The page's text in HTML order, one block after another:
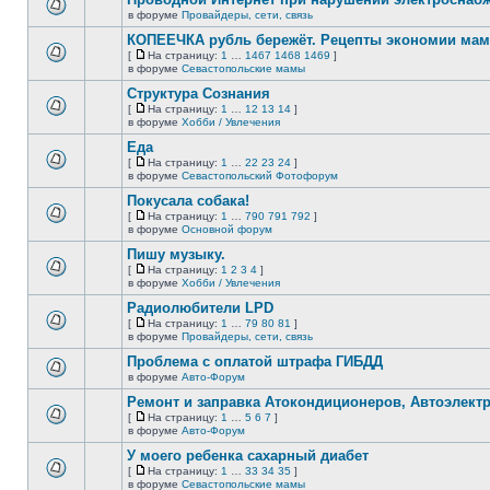
непрочитанных
сообщений.
непрочитанных
сообщений.
в форуме Провайдеры, сети, связь
этой
непрочитанных
сообщений.
КОПЕЕЧКА рубль бережёт. Рецепты экономии
[
На
страницу
На страницу: 1 1467 1468 1469 ]
в форуме Севастопольские мамы
этой
непрочитанных
сообщений.
Структура Сознания
[
На
страницу
На страницу: 1 12 13 14 ]
в форуме Хобби / Увлечения
этой
непрочитанных
сообщений.
Еда
[
На
страницу
На страницу: 1 22 23 24 ]
в форуме Севастопольский Фотофорум
этой
непрочитанных
сообщений.
Покусала собака!
[
На
страницу
На страницу: 1 790 791 792 ]
в форуме Основной форум
этой
непрочитанных
сообщений.
Пишу музыку.
[
На
страницу
На страницу: 1 2 3 4 ]
в форуме Хобби / Увлечения
этой
непрочитанных
сообщений.
Радиолюбители LPD
[
На
страницу
На страницу: 1 79 80 81 ]
в форуме Провайдеры, сети, связь
непрочитанных
сообщений.
Проблема с оплатой штрафа ГИБДД
в форуме Авто-Форум
этой
Ремонт и заправка Атокондиционеров,
[
На
страницу
На страницу: 1 5 6 7 ]
в форуме Авто-Форум
У моего ребенка сахарный диабет
[
На
На страницу: 1 33 34 35 ]
в форуме Севастопольские мамы